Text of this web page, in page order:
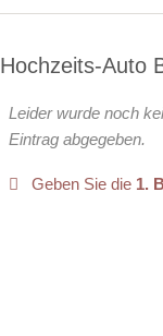
Hochzeits-Auto
Leider wurde noch
Eintrag abgegeben.
Geben Sie die 1.